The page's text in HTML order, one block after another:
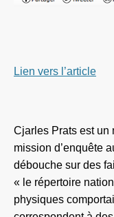
Lien vers l’article
Cjarles Prats est un
mission d’enquête
débouche sur des
« le répertoire
physiques